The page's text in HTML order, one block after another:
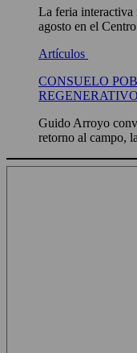
La feria interactiva
agosto en el
Artículos
CONSUELO
Guido Arroyo
retorno al campo,